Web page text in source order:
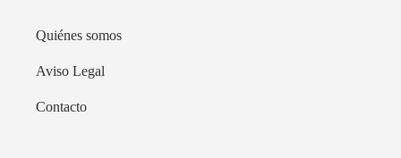
Quiénes somos
Aviso Legal
Contacto